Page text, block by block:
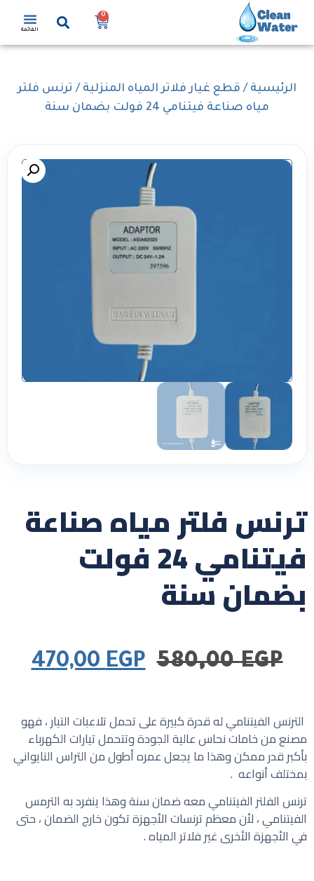
0
القائمة
الرئيسية / قطع غيار فلاتر المياه المنزلية / ترنس فلتر
مياه صناعة فيتنامي 24 فولت بضمان سنة
ترنس فلتر مياه صناعة
فيتنامي 24 فولت
بضمان سنة
580,00EGP
470,00EGP
الترنس الفيتنامي له قدرة كبيرة على تحمل تلاعبات التيار ، فهو
مصنع من خامات نحاس عالية الجودة وتتحمل تيارات الكهرباء
بأكبر قدر ممكن وهذا ما يجعل عمره أطول من التراس التايواني
بمختلف أنواعه .
ترنس الفلتر الفيتنامي معه ضمان سنة وهذا ينفرد به الترمس
الفيتنامي ، لأن معظم ترنسات الأجهزة تكون خارج الضمان ، حتى
في الأجهزة الأخرى غير فلاتر المياه .